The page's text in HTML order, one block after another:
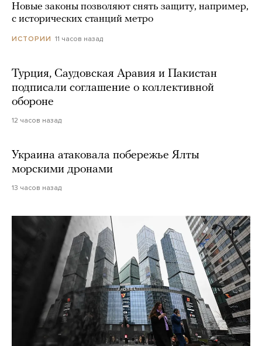
Новые законы позволяют снять защиту, например,
с исторических станций метро
ИСТОРИИ 11 часов назад
Турция, Саудовская Аравия и Пакистан
подписали соглашение о коллективной
обороне
12 часов назад
Украина атаковала побережье Ялты
морскими дронами
13 часов назад